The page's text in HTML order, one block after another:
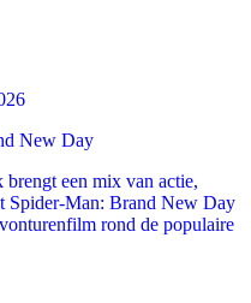
New Day
een mix van actie,
Spider-Man: Brand New Day
rond de populaire